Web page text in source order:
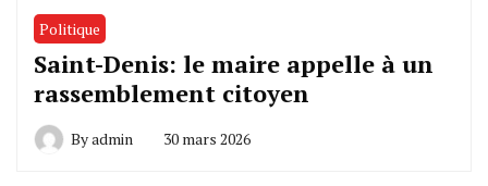
Politique
Saint-Denis: le maire appelle à un
rassemblement citoyen
Byadmin 30 mars 2026